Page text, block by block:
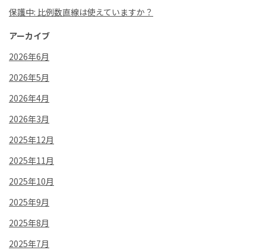
保護中: 比例数直線は使えていますか？
アーカイブ
2026年6月
2026年5月
2026年4月
2026年3月
2025年12月
2025年11月
2025年10月
2025年9月
2025年8月
2025年7月